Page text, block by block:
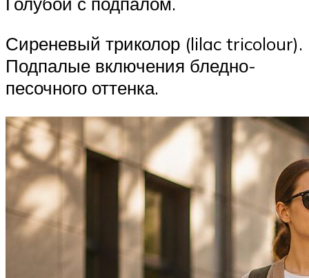
Сиреневый триколор (lilac tricolour).
Подпалые включения бледно-
песочного оттенка.